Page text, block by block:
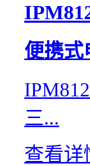
便携式
三...
查看详